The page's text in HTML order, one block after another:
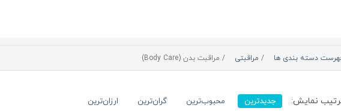
دسته بندی ها مراقبتی مراقبت بدن (Body Care)
نمایش: جدیدترین محبوب‌ترین گران‌ترین ارزان‌ترین